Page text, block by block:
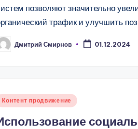
позволяют значительно
трафик и улучшить
Дмитрий Смирнов 01.12.2024
Контент продвижение